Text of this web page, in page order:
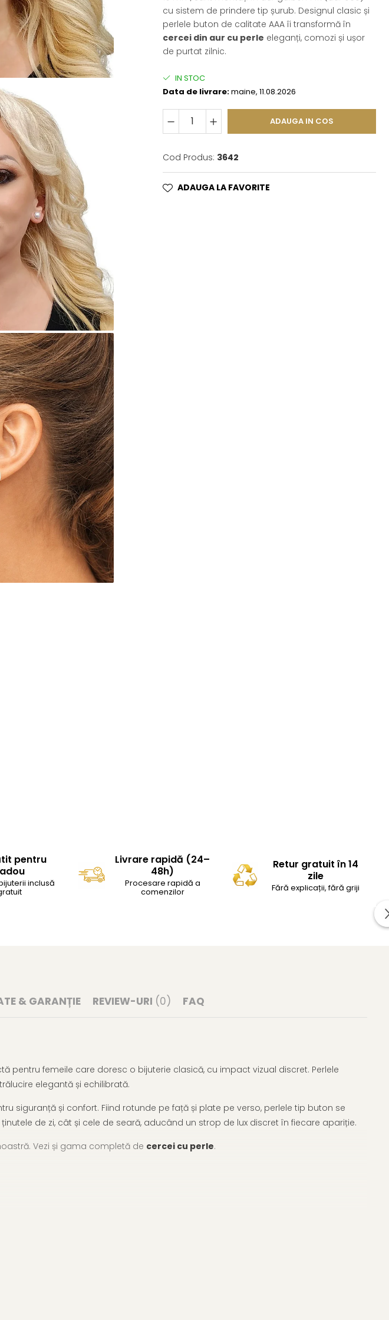
cu sistem de prindere tip șurub. Designul clasic și
perlele buton de calitate AAA îi transformă în
cercei din aur cu perle eleganți, comozi și ușor
de purtat zilnic.
IN STOC
Data de livrare:maine, 11.08.2026
ADAUGA IN COS
Cod Produs: 3642
ADAUGA LA FAVORITE
pentru
inclusă
Livrare rapidă (24–
48h)
Procesare rapidă a
comenzilor
Retur gratuit în 14
zile
Fără explicații, fără griji
& GARANȚIE REVIEW-URI (0) FAQ
pentru femeile care doresc o bijuterie clasică, cu impact vizual discret. Perlele
elegantă și echilibrată.
siguranță și confort. Fiind rotunde pe față și plate pe verso, perlele tip buton se
de zi, cât și cele de seară, aducând un strop de lux discret în fiecare apariție.
Vezi și gama completă de cercei cu perle.